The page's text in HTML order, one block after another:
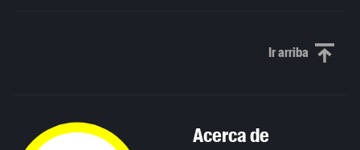
Ir arribaScroll to
Acerca de